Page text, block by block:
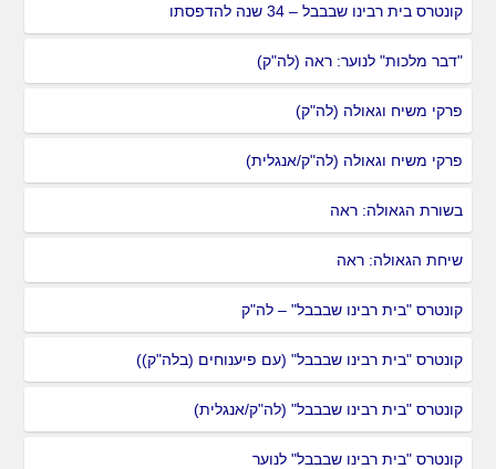
קונטרס בית רבינו שבבבל – 34 שנה להדפסתו
"דבר מלכות" לנוער: ראה (לה"ק)
פרקי משיח וגאולה (לה"ק)
פרקי משיח וגאולה (לה"ק/אנגלית)
בשורת הגאולה: ראה
שיחת הגאולה: ראה
קונטרס "בית רבינו שבבבל" – לה"ק
קונטרס "בית רבינו שבבבל" (עם פיענוחים (בלה"ק))
קונטרס "בית רבינו שבבבל" (לה"ק/אנגלית)
קונטרס "בית רבינו שבבבל" לנוער